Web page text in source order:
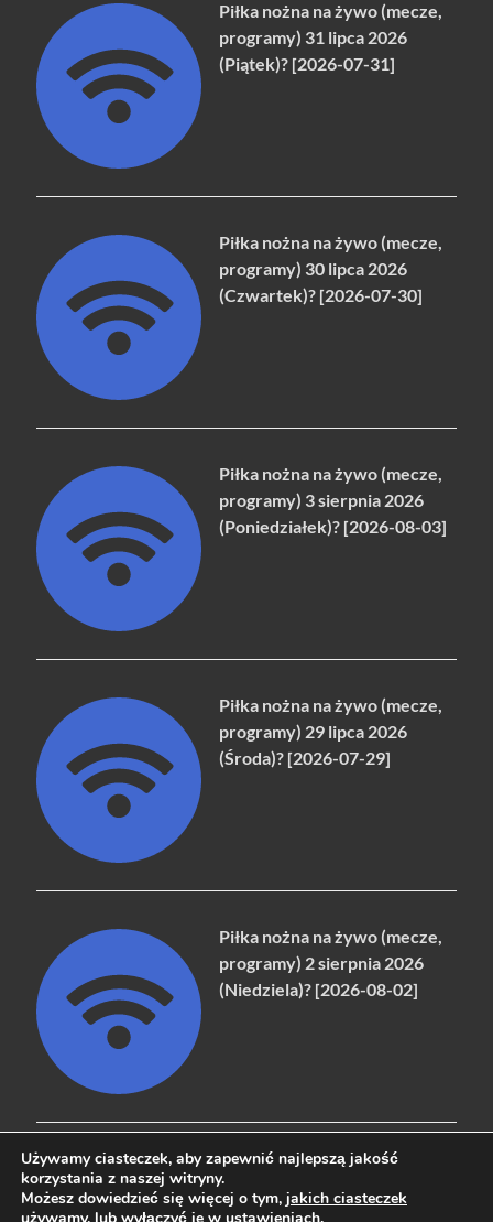
Piłka nożna na żywo (mecze,
programy) 31 lipca 2026
(Piątek)? [2026-07-31]
Piłka nożna na żywo (mecze,
programy) 30 lipca 2026
(Czwartek)? [2026-07-30]
Piłka nożna na żywo (mecze,
programy) 3 sierpnia 2026
(Poniedziałek)? [2026-08-03]
Piłka nożna na żywo (mecze,
programy) 29 lipca 2026
(Środa)? [2026-07-29]
Piłka nożna na żywo (mecze,
programy) 2 sierpnia 2026
(Niedziela)? [2026-08-02]
Copyright © 2026naziemna.info - Telewizja cyfrowa, Radio,
Używamy ciasteczek, aby zapewnić najlepszą jakość
korzystania z naszej witryny.
Możesz dowiedzieć się więcej o tym, jakich ciasteczek